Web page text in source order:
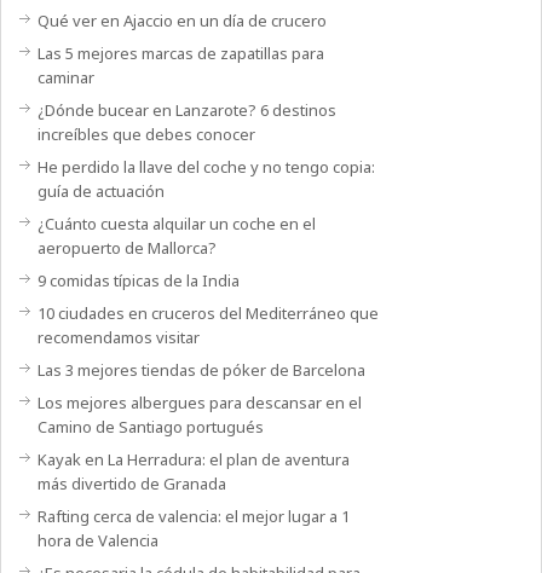
Qué ver en Ajaccio en un día de crucero
Las 5 mejores marcas de zapatillas para
caminar
¿Dónde bucear en Lanzarote? 6 destinos
increíbles que debes conocer
He perdido la llave del coche y no tengo copia:
guía de actuación
¿Cuánto cuesta alquilar un coche en el
aeropuerto de Mallorca?
9 comidas típicas de la India
10 ciudades en cruceros del Mediterráneo que
recomendamos visitar
Las 3 mejores tiendas de póker de Barcelona
Los mejores albergues para descansar en el
Camino de Santiago portugués
Kayak en La Herradura: el plan de aventura
más divertido de Granada
Rafting cerca de valencia: el mejor lugar a 1
hora de Valencia